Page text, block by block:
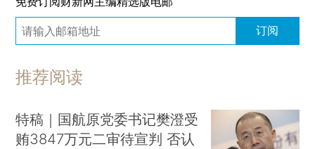
订阅
推荐阅读
特稿｜国航原党委书记樊澄受
贿3847万元二审待宣判 否认